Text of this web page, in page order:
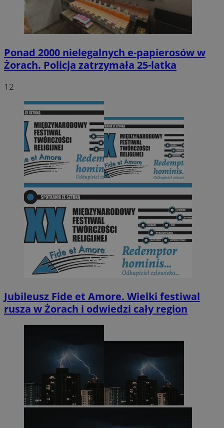
Ponad 2000 nielegalnych e-papierosów w
Żorach. Policja zatrzymała 25-latka
12
Jubileusz Fide et Amore. Wielki festiwal
rusza w Żorach i odwiedzi cały region